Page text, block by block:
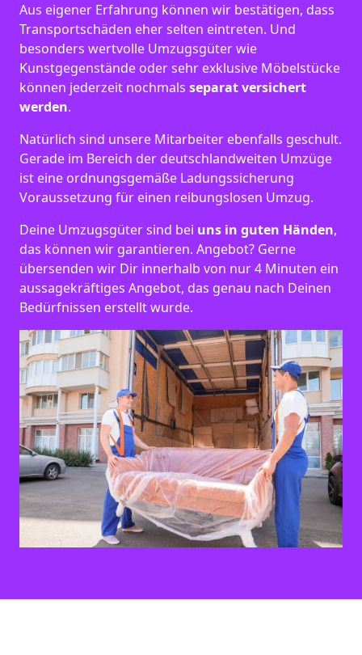
Aus eigener Erfahrung können wir bestätigen, dass
Transportschäden eher selten eintreten. Und
besonders wertvolle Umzugsgüter wie
Kunstgegenstände oder sehr exklusive Möbelstücke
können jederzeit nochmals separat versichert
werden.
Natürlich sind unsere Mitarbeiter ebenfalls geschult.
Gerade im Bereich der deutschlandweiten Umzüge
ist eine ordnungsgemäße Ladungssicherung
Voraussetzung für einen reibungslosen Umzug.
Deine Umzugsgüter sind bei uns in guten Händen,
das können wir garantieren. Angebot? Gerne
übersenden wir Dir innerhalb von nur 4 Minuten ein
aussagekräftiges Angebot, das genau nach Deinen
Bedürfnissen erstellt wurde.